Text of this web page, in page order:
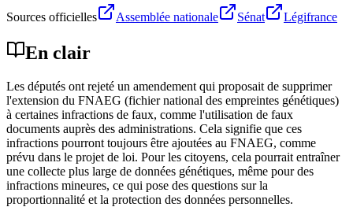
Sources officielles Assemblée nationale Sénat Légifrance
En clair
Les députés ont rejeté un amendement qui proposait de supprimer
l'extension du FNAEG (fichier national des empreintes génétiques)
à certaines infractions de faux, comme l'utilisation de faux
documents auprès des administrations. Cela signifie que ces
infractions pourront toujours être ajoutées au FNAEG, comme
prévu dans le projet de loi. Pour les citoyens, cela pourrait entraîner
une collecte plus large de données génétiques, même pour des
infractions mineures, ce qui pose des questions sur la
proportionnalité et la protection des données personnelles.